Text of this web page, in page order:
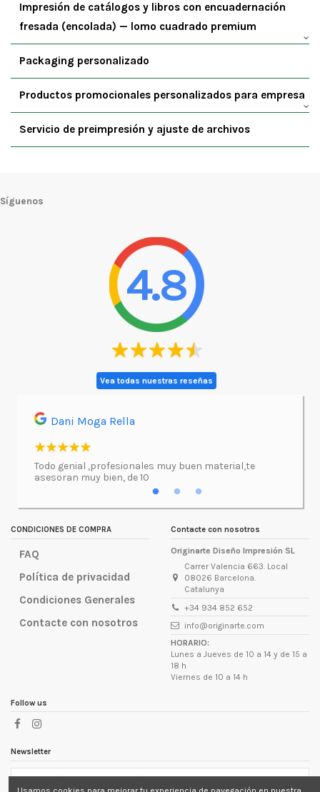
Impresión de catálogos y libros con encuadernación
fresada (encolada) — lomo cuadrado premium
Packaging personalizado
Productos promocionales personalizados para empresa
Servicio de preimpresión y ajuste de archivos
Síguenos
4.8
Vea todas nuestras reseñas
Dani Moga Rella
Todo genial ,profesionales muy buen material,te
asesoran muy bien, de 10
lugar
CONDICIONES DE COMPRA
FAQ
Política de privacidad
Condiciones Generales
Contacte con nosotros
Contacte con nosotros
Originarte Diseño Impresión SL
Carrer Valencia 663. Local
08026 Barcelona.
Catalunya
+34 934 852 652
info@originarte.com
HORARIO:
Lunes a Jueves de 10 a 14 y de 15 a
18 h
Viernes de 10 a 14 h
Follow us
Newsletter